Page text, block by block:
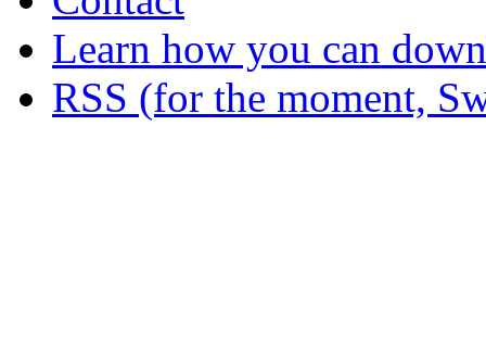
Learn how you can
RSS (for the moment,